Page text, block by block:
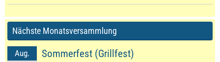
Nächste Monatsversammlung
Aug.
Sommerfest (Grillfest)